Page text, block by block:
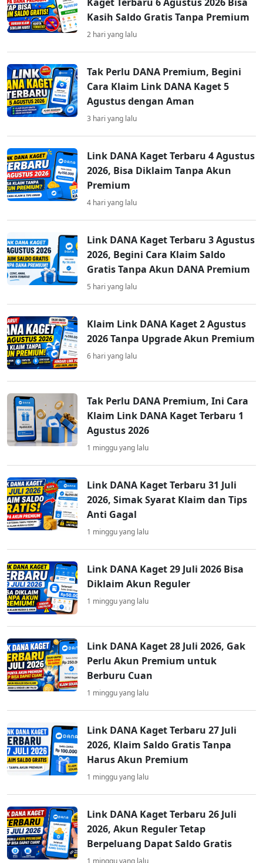
Kasih Saldo Gratis Tanpa Premium
2 hari yang lalu
Tak Perlu DANA Premium, Begini
Cara Klaim Link DANA Kaget 5
Agustus dengan Aman
3 hari yang lalu
Link DANA Kaget Terbaru 4 Agustus
2026, Bisa Diklaim Tanpa Akun
Premium
4 hari yang lalu
Link DANA Kaget Terbaru 3 Agustus
2026, Begini Cara Klaim Saldo
Gratis Tanpa Akun DANA Premium
5 hari yang lalu
Klaim Link DANA Kaget 2 Agustus
2026 Tanpa Upgrade Akun Premium
6 hari yang lalu
Tak Perlu DANA Premium, Ini Cara
Klaim Link DANA Kaget Terbaru 1
Agustus 2026
1 minggu yang lalu
Link DANA Kaget Terbaru 31 Juli
2026, Simak Syarat Klaim dan Tips
Anti Gagal
1 minggu yang lalu
Link DANA Kaget 29 Juli 2026 Bisa
Diklaim Akun Reguler
1 minggu yang lalu
Link DANA Kaget 28 Juli 2026, Gak
Perlu Akun Premium untuk
Berburu Cuan
1 minggu yang lalu
Link DANA Kaget Terbaru 27 Juli
2026, Klaim Saldo Gratis Tanpa
Harus Akun Premium
1 minggu yang lalu
Link DANA Kaget Terbaru 26 Juli
2026, Akun Reguler Tetap
Berpeluang Dapat Saldo Gratis